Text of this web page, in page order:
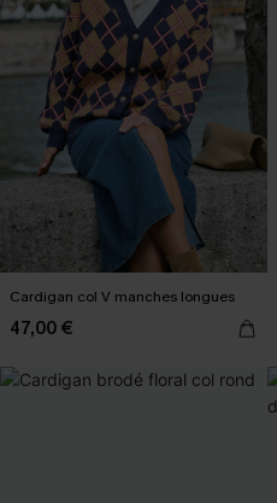
Cardigan col V manches longues
47,00 €